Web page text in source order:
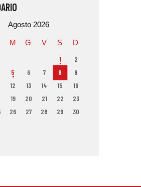
Agosto 2026
M G V S D
1
2
5 6 7 8
9
12 13 14 15
16
19 20 21 22
23
26 27 28 29
30